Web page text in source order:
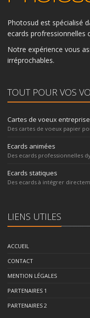
Photosud est spécialisé
ecards profressionnelles
Notre expérience vous
irréprochables.
TOUT POUR VOS
Cartes de voeux entreprise
Des cartes de voeux papier
Ecards animées
Des ecards professionnelles
Ecards statiques
Des ecards à intégrer
LIENS UTILES
ACCUEIL
CONTACT
MENTION LÉGALES
PARTENAIRES 1
PARTENAIRES 2